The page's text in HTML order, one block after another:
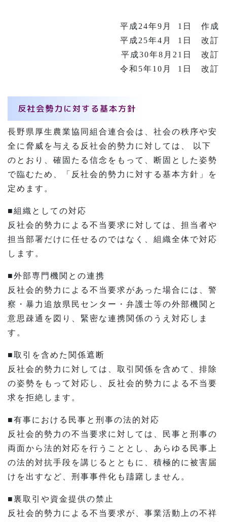
平成24年9月 1日 作成
平成25年4月 1日 改訂
平成30年8月21日 改訂
令和5年10月 1日 改訂
反社会勢力に対する基本方針
長野県厚生農業協同組合連合会は、社会の秩序や安
全に脅威を与える反社会的勢力に対しては、 以下
のとおり、確固たる信念をもって、断固とした姿勢
で臨むため、「反社会的勢力に対する基本方針」を
定めます。
■組織としての対応
反社会的勢力による不当要求に対しては、担当者や
担当部署だけに任せるのではなく、組織全体で対応
します。
■外部専門機関との連携
反社会的勢力による不当要求があった場合には、警
察・暴力追放県民センター・弁護士等の外部機関と
意思疎通を図り、緊密な連携関係のうえ対応しま
す。
■取引を含めた関係遮断
反社会的勢力に対しては、取引関係を含めて、排除
の姿勢をもって対応し、反社会的勢力による不当要
求を拒絶します。
■有事における民事と刑事の法的対応
反社会的勢力の不当要求に対しては、民事と刑事の
両面から法的対応を行うこととし、あらゆる民事上
の法的対抗手段を講じるとともに、積極的に被害届
けを出すなど、刑事事件化も躊躇しません。
■裏取引や資金提供の禁止
反社会的勢力による不当要求が、事業活動上の不祥